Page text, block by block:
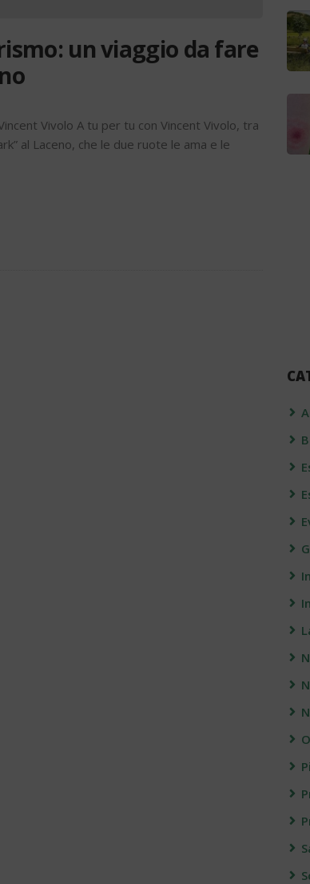
un viaggio da fare
Vivolo A tu per tu con Vincent Vivolo, tra
al Laceno, che le due ruote le ama e le